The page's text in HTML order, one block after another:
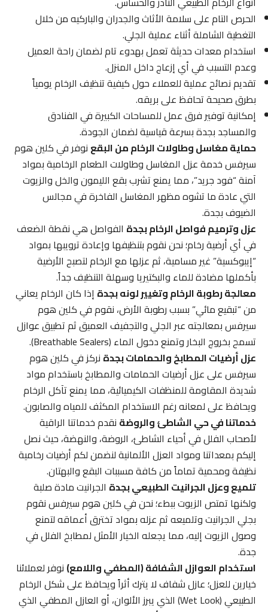
الحرص التام على سلامة الأثاث والجدران والباركيه من خلال
التغطية الشاملة أثناء عملية الجلي.
استخدام معدات حديثة تعمل بهدوء تام لضمان راحة العميل
وعدم التسبب في أي إزعاج داخل المنزل.
تقديم نصائح عملية للعملاء حول كيفية تنظيف الرخام يومياً
بطرق صحيحة تحافظ على بريقه.
إمكانية توفير فرق عمل للمساحات الكبيرة في الفنادق
والمساجد بجدة بسرعة قياسية لضمان الجودة.
حماية مغاسل وطاولات الرخام من البقعنوفر في كلين هوم
سيرفس خدمة عزل المغاسل وطاولات الطعام الرخامية بمواد
آمنة “فود جريد”، مما يمنع تشرب بقع الليمون والخل والزيوت
التي عادة ما تشوه مظهر المغاسل الفاخرة في مجالس
الضيوف بجدة.
عزل وترميم فواصل الرخام بجدةالفواصل هي نقطة الضعف
في أي أرضية رخام؛ نحن نقوم بتنظيفها وإعادة ترويبها بمواد
“إيبوكسية” غير مسامية، ثم عزلها مع الرخام لتصبح الأرضية
بأكملها مضادة للماء والبكتيريا وسهلة التنظيف جداً.
معالجة رطوبة الرخام وتغيير لونه بجدةإذا كان الرخام يعاني
من “تبقيع مائي” بسبب رطوبة الأرض، نقوم في كلين هوم
سيرفس بمعالجته عبر الجلي والتجفيف العميق ثم تطبيق عوازل
تسمح بخروج البخار وتمنع دخول الماء (Breathable Sealers).
عزل أرضيات المطابخ والحمامات بجدةنركز في كلين هوم
سيرفس على عزل أرضيات الحمامات والمطابخ باستخدام مواد
شديدة المقاومة للمنظفات الكيميائية، مما يمنع تآكل الرخام
ويحافظ على لمعانه رغم الاستخدام المكثف للمياه والصابون.
خدماتنا في حي الشاطئ والروضةنقدم خدماتنا الراقية
لأصحاب الفلل في أحياء الشاطئ، الروضة، والنهضة، حيث نصل
إليكم بمعداتنا ومواد العزل الألمانية لنضمن لكم أرضيات رخامية
نظيفة ومحمية تماماً من كافة مسببات البقع والبهتان.
تلميع وعزل الجرانيت الطبيعي بجدةالجرانيت مادة صلبة
ولكنها تمتص الزيوت ببطء؛ نحن في كلين هوم سيرفس نقوم
بجلي الجرانيت وتلميعه ثم عزله بمواد تخترق أعماقه لتمنع
وصول الزيوت إليه، مما يجعله الخيار الأمثل لمطابخ الفلل في
جدة.
استخدام العوازل الشفافة (المطفي واللامع)نوفر لعملائنا
خيارين للعزل؛ عازل شفاف لا يترك أثراً ويحافظ على شكل الرخام
الطبيعي (Wet Look) الذي يبرز الألوان، أو العازل المطفي الذي